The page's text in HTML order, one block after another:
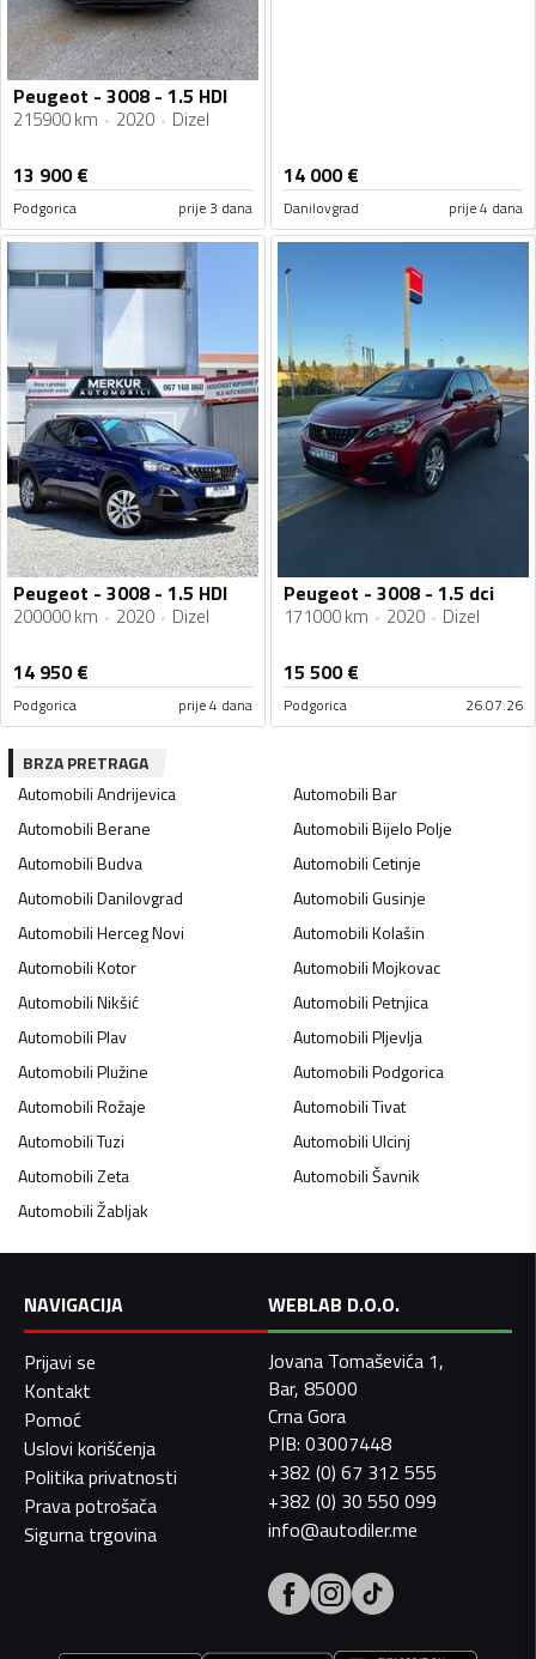
Peugeot - 3008 - 1.5 HDI
215900 km 2020 Dizel
13 900€
Podgorica prije 3 dana
14 000€
Danilovgrad prije 4 dana
Peugeot - 3008 - 1.5 HDI
200000 km 2020 Dizel
14 950€
Podgorica prije 4 dana
Peugeot - 3008 - 1.5 dci
171000 km 2020 Dizel
15 500€
Podgorica 26.07.26
BRZA PRETRAGA
AutomobiliAndrijevica AutomobiliBar
AutomobiliBerane AutomobiliBijelo Polje
AutomobiliBudva AutomobiliCetinje
AutomobiliDanilovgrad AutomobiliGusinje
AutomobiliHerceg Novi AutomobiliKolašin
AutomobiliKotor AutomobiliMojkovac
AutomobiliNikšić AutomobiliPetnjica
AutomobiliPlav AutomobiliPljevlja
AutomobiliPlužine AutomobiliPodgorica
AutomobiliRožaje AutomobiliTivat
AutomobiliTuzi AutomobiliUlcinj
AutomobiliZeta AutomobiliŠavnik
AutomobiliŽabljak
NAVIGACIJA
Prijavi se
Kontakt
Pomoć
Uslovi korišćenja
Politika privatnosti
Prava potrošača
Sigurna trgovina
WEBLAB D.O.O.
Jovana Tomaševića 1,
Bar, 85000
Crna Gora
PIB: 03007448
+382 (0) 67 312 555
+382 (0) 30 550 099
info@autodiler.me